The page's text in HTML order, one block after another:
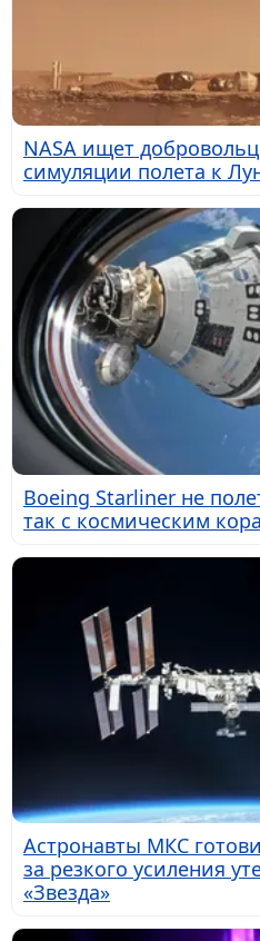
NASA ищет
симуляции полета к
Boeing Starliner не
так с космическим
Астронавты МКС
за резкого усиления
«Звезда»